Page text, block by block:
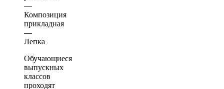
—
Композиция
прикладная
—
Лепка
Обучающиеся
выпускных
классов
проходят